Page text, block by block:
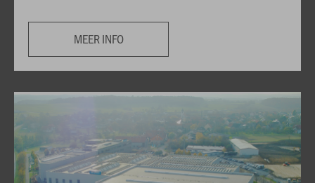
MEER INFO